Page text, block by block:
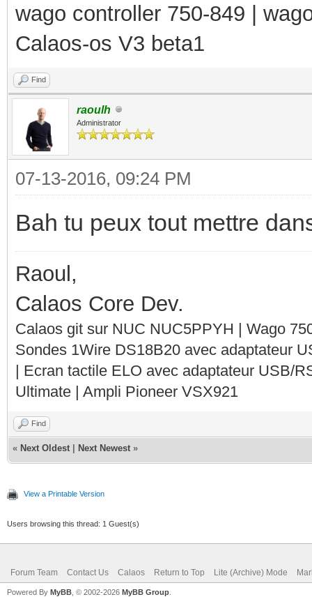
wago controller 750-849 |
Calaos-os V3 beta1
Find
raoulh
Administrator
07-13-2016, 09:24 PM
Bah tu peux tout mettre
Raoul,
Calaos Core Dev.
Calaos git sur NUC NUC5PPYH | Wago
Sondes 1Wire DS18B20 avec adaptateur
| Ecran tactile ELO avec adaptateur USB/
Ultimate | Ampli Pioneer VSX921
Find
« Next Oldest Next Newest »
View a Printable Version
Users browsing this thread: 1 Guest(s)
Forum Team Contact Us Calaos Return to Top Lite (Archive) Mode
Powered By MyBB , © 2002-2026 MyBB Group